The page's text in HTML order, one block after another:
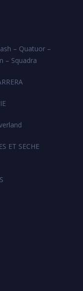
– Quatuor –
– Squadra
ET SECHE